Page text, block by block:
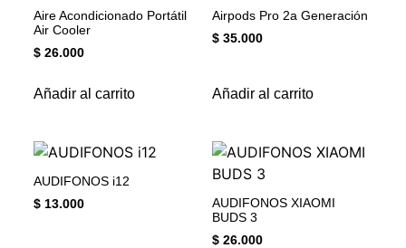
Aire Acondicionado Portátil
Air Cooler
$26.000
Añadir al carrito
Airpods Pro 2a Generación
$ 35.000
Añadir al carrito
AUDIFONOS i12
$13.000
AUDIFONOS XIAOMI
BUDS 3
$ 26.000